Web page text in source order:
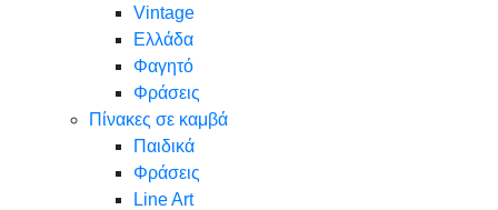
Vintage
Ελλάδα
Φαγητό
Φράσεις
Πίνακες σε καμβά
Παιδικά
Φράσεις
Line Art